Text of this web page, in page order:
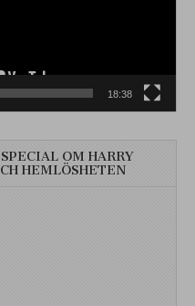
18:38
OM HARRY
HEMLÖSHETEN